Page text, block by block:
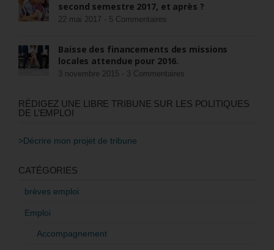
second semestre 2017, et après ?
22 mai 2017 - 5 Commentaires
Baisse des financements des missions
locales attendue pour 2016.
3 novembre 2015 - 3 Commentaires
RÉDIGEZ UNE LIBRE TRIBUNE SUR LES POLITIQUES
DE L’EMPLOI
>Décrire mon projet de tribune
CATÉGORIES
brèves emploi
Emploi
Accompagnement